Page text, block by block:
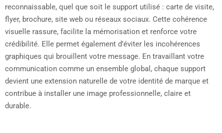
reconnaissable, quel que soit le support utilisé : carte de visite,
flyer, brochure, site web ou réseaux sociaux. Cette cohérence
visuelle rassure, facilite la mémorisation et renforce votre
crédibilité. Elle permet également d’éviter les incohérences
graphiques qui brouillent votre message. En travaillant votre
communication comme un ensemble global, chaque support
devient une extension naturelle de votre identité de marque et
contribue à installer une image professionnelle, claire et
durable.